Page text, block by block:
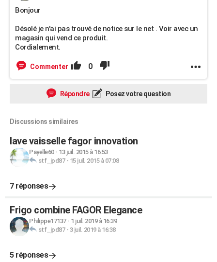
Bonjour
Désolé je n'ai pas trouvé de notice sur le net . Voir avec un
magasin qui vend ce produit.
Cordialement.
Commenter 0
Répondre Posez votre question
Discussions similaires
lave vaisselle fagor innovation
Payelle60- 13 juil. 2015 à 16:53
stf_jpd87- 15 juil. 2015 à 07:08
7 réponses
Frigo combine FAGOR Elegance
Philippe17137- 1 juil. 2019 à 16:39
stf_jpd87- 3 juil. 2019 à 16:38
5 réponses